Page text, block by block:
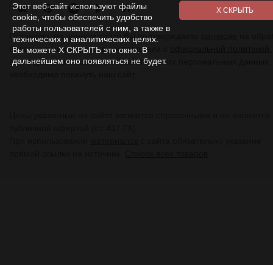
Я
Оставаясь на данном сайте Вы подтверждаете
персональных данных в соответствии с
вы не даете согласия на обработку своих персональных
Этот веб-сайт используют файлы
cookie, чтобы обеспечить удобство
работы пользователей с ним, а также в
технических и аналитических целях.
Вы можете Х СКРЫТЬ это окно. В
дальнейшем оно появляться не будет.